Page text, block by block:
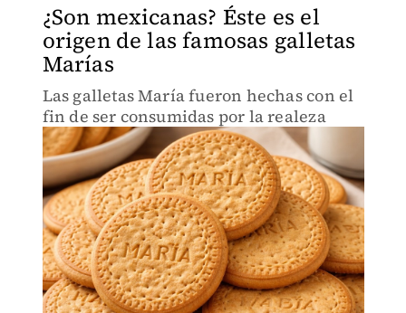
¿Son mexicanas? Éste es el
origen de las famosas galletas
Marías
Las galletas María fueron hechas con el
fin de ser consumidas por la realeza